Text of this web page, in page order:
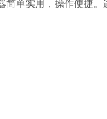
单实用，操作便捷。